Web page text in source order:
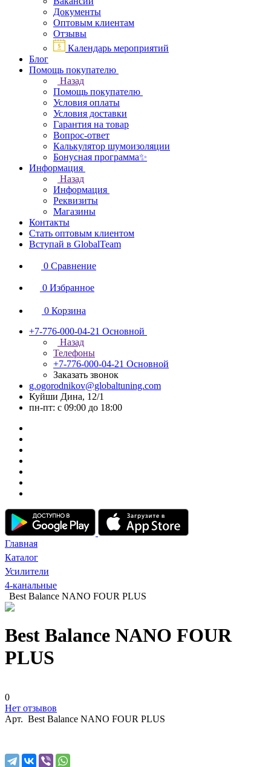
Документы
Оптовым клиентам
Отзывы
Календарь мероприятий
Блог
Помощь покупателю
Назад
Помощь покупателю
Условия оплаты
Условия доставки
Гарантия на товар
Вопрос-ответ
Калькулятор шумоизоляции
Бонусная программа✨
Информация
Назад
Информация
Реквизиты
Магазины
Контакты
Стать оптовым клиентом
Вступай в GlobalTeam
0 Сравнение
0 Избранное
0 Корзина
+7-776-000-04-21 Основной
Назад
Телефоны
+7-776-000-04-21 Основной
Заказать звонок
g.ogorodnikov@globaltuning.com
Куйши Дина, 12/1
пн-пт: с 09:00 до 18:00
Главная
Каталог
Усилители
4-канальные
Best Balance NANO FOUR PLUS
Best Balance NANO FOUR
PLUS
0
Нет отзывов
Арт. Best Balance NANO FOUR PLUS